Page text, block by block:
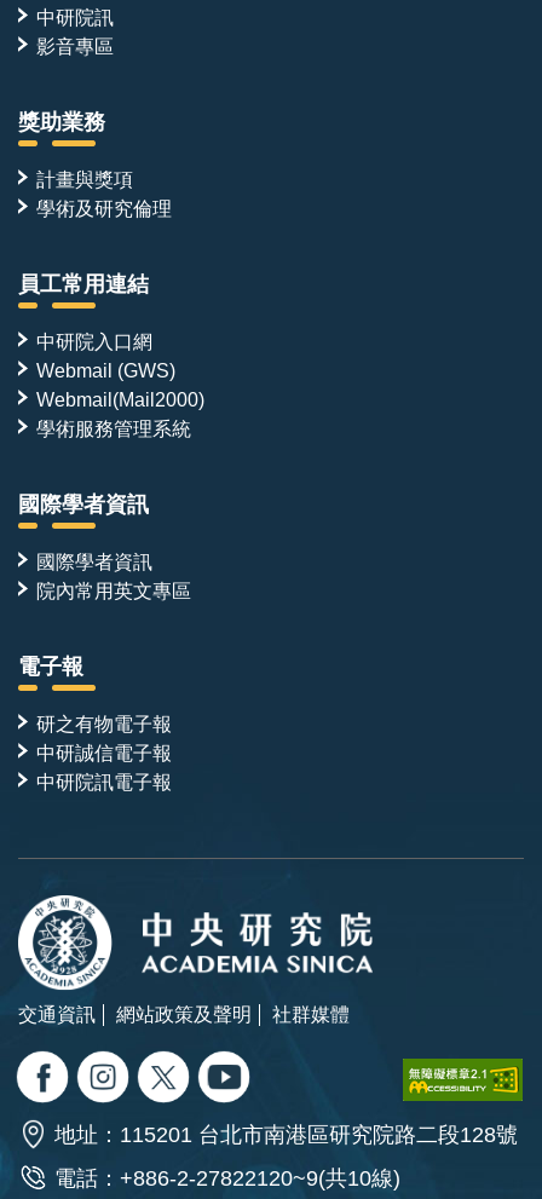
中研院訊
影音專區
獎助業務
計畫與獎項
學術及研究倫理
員工常用連結
中研院入口網
Webmail (GWS)
Webmail(Mail2000)
學術服務管理系統
國際學者資訊
國際學者資訊
院內常用英文專區
電子報
研之有物電子報
中研誠信電子報
中研院訊電子報
交通資訊 網站政策及聲明 社群媒體
地址：115201 台北市南港區研究院路二段128號
電話：+886-2-27822120~9(共10線)